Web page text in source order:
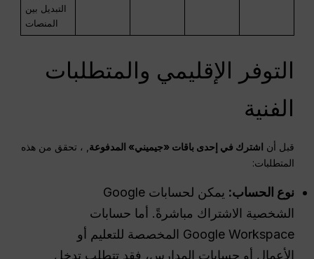
التبديل بين
المنصات
التوفر الإقليمي والمتطلبات
الفنية
قبل أن اشترك في إحدى باقات «جيميني» المدفوعة , ، تحقق من هذه
المتطلبات:
نوع الحساب:
يمكن لحسابات Google
الشخصية الاشتراك مباشرةً. أما حسابات
Google Workspace المخصصة للتعليم أو
الأعمال أو حسابات المدارس، فقد تتطلب تدخل